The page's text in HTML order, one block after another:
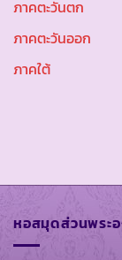
ภาคตะวันตก
ภาคตะวันออก
ภาคใต้
หอสมุดส่วนพระ